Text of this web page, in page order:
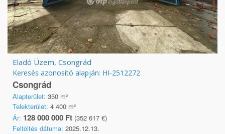
Eladó Üzem, Csongrád
Keresés azonosító alapján: HI-2512272
Csongrád
Alapterület: 350 m²
Telekterület: 4 400 m²
Ár: 128 000 000 Ft (352 617 €)
Feltöltés dátuma: 2025.12.13.